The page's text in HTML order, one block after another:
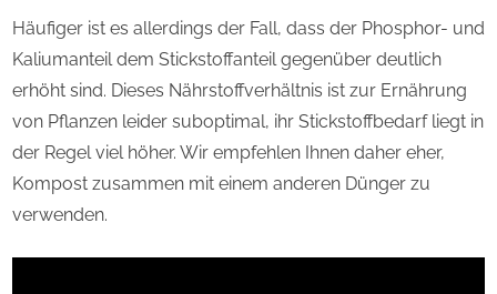
Häufiger ist es allerdings der Fall, dass der Phosphor- und
Kaliumanteil dem Stickstoffanteil gegenüber deutlich
erhöht sind. Dieses Nährstoffverhältnis ist zur Ernährung
von Pflanzen leider suboptimal, ihr Stickstoffbedarf liegt in
der Regel viel höher. Wir empfehlen Ihnen daher eher,
Kompost zusammen mit einem anderen Dünger zu
verwenden.